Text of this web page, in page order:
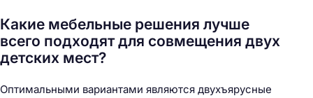
Какие мебельные решения лучше
всего подходят для совмещения двух
детских мест?
Оптимальными вариантами являются двухъярусные